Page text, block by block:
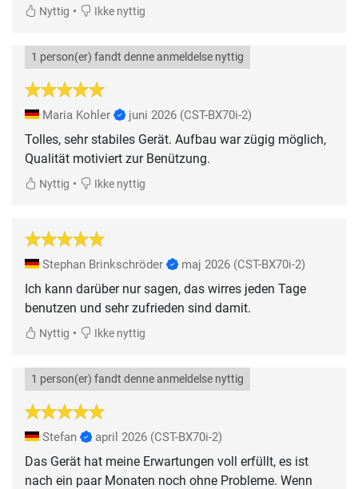
Nyttig • Ikke nyttig
1 person(er) fandt denne anmeldelse nyttig
Maria Kohler juni 2026 (CST-BX70i-2)
Tolles, sehr stabiles Gerät. Aufbau war zügig möglich,
Qualität motiviert zur Benützung.
Nyttig • Ikke nyttig
Stephan Brinkschröder maj 2026 (CST-BX70i-2)
Ich kann darüber nur sagen, das wirres jeden Tage
benutzen und sehr zufrieden sind damit.
Nyttig • Ikke nyttig
1 person(er) fandt denne anmeldelse nyttig
Stefan april 2026 (CST-BX70i-2)
Das Gerät hat meine Erwartungen voll erfüllt, es ist
nach ein paar Monaten noch ohne Probleme. Wenn